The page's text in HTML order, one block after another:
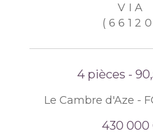
VIA
4 pièces -
Le Cambre d'Aze -
430 000